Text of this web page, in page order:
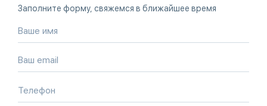
Заполните форму, свяжемся в ближайшее время